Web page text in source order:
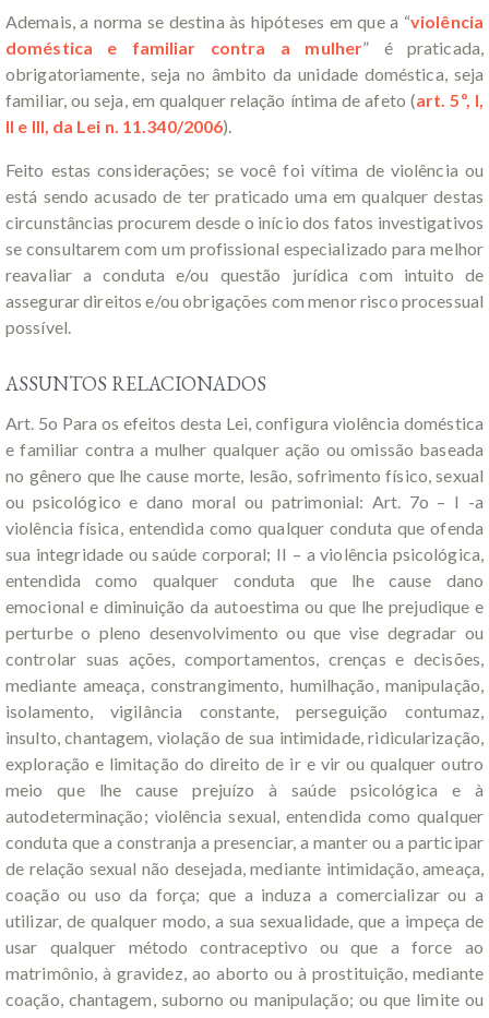
Ademais, a norma se destina às hipóteses em que a “violência
doméstica e familiar contra a mulher” é praticada,
obrigatoriamente, seja no âmbito da unidade doméstica, seja
familiar, ou seja, em qualquer relação íntima de afeto (art. 5º, I,
II e III, da Lei n. 11.340/2006).
Feito estas considerações; se você foi vítima de violência ou
está sendo acusado de ter praticado uma em qualquer destas
circunstâncias procurem desde o início dos fatos investigativos
se consultarem com um profissional especializado para melhor
reavaliar a conduta e/ou questão jurídica com intuito de
assegurar direitos e/ou obrigações com menor risco processual
possível.
ASSUNTOS RELACIONADOS
Art. 5o Para os efeitos desta Lei, configura violência doméstica
e familiar contra a mulher qualquer ação ou omissão baseada
no gênero que lhe cause morte, lesão, sofrimento físico, sexual
ou psicológico e dano moral ou patrimonial: Art. 7o – I -a
violência física, entendida como qualquer conduta que ofenda
sua integridade ou saúde corporal; II – a violência psicológica,
entendida como qualquer conduta que lhe cause dano
emocional e diminuição da autoestima ou que lhe prejudique e
perturbe o pleno desenvolvimento ou que vise degradar ou
controlar suas ações, comportamentos, crenças e decisões,
mediante ameaça, constrangimento, humilhação, manipulação,
isolamento, vigilância constante, perseguição contumaz,
insulto, chantagem, violação de sua intimidade, ridicularização,
exploração e limitação do direito de ir e vir ou qualquer outro
meio que lhe cause prejuízo à saúde psicológica e à
autodeterminação; violência sexual, entendida como qualquer
conduta que a constranja a presenciar, a manter ou a participar
de relação sexual não desejada, mediante intimidação, ameaça,
coação ou uso da força; que a induza a comercializar ou a
utilizar, de qualquer modo, a sua sexualidade, que a impeça de
usar qualquer método contraceptivo ou que a force ao
matrimônio, à gravidez, ao aborto ou à prostituição, mediante
coação, chantagem, suborno ou manipulação; ou que limite ou